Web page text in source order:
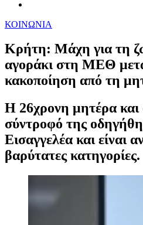
ΚΟΙΝΩΝΙΑ
Κρήτη: Μάχη για τη
αγοράκι στη ΜΕΘ
κακοποίηση από τη
Η 26χρονη μητέρα και
σύντροφό της
Εισαγγελέα και είναι
βαρύτατες κατηγορίες.